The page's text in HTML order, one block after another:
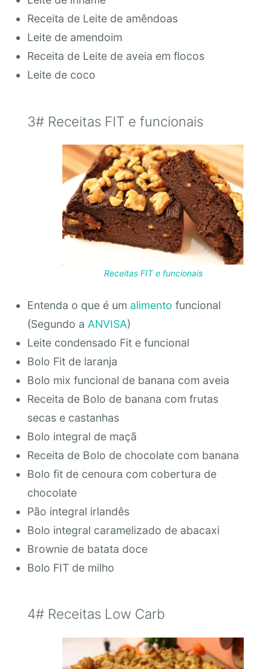
Receita de Leite de amêndoas
Leite de amendoim
Receita de Leite de aveia em flocos
Leite de coco
3# Receitas FIT e funcionais
Receitas FIT e funcionais
Entenda o que é um alimento funcional
(Segundo a ANVISA)
Leite condensado Fit e funcional
Bolo Fit de laranja
Bolo mix funcional de banana com aveia
Receita de Bolo de banana com frutas
secas e castanhas
Bolo integral de maçã
Receita de Bolo de chocolate com banana
Bolo fit de cenoura com cobertura de
chocolate
Pão integral irlandês
Bolo integral caramelizado de abacaxi
Brownie de batata doce
Bolo FIT de milho
4# Receitas Low Carb